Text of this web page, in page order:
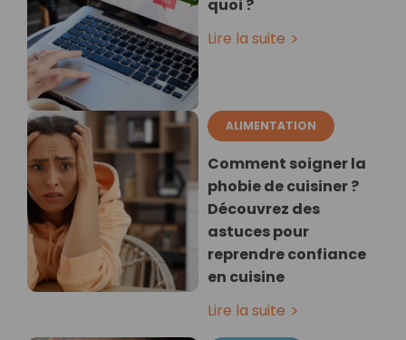
quoi ?
Lire la suite
ALIMENTATION
Comment soigner la
phobie de cuisiner ?
Découvrez des
astuces pour
reprendre confiance
en cuisine
Lire la suite